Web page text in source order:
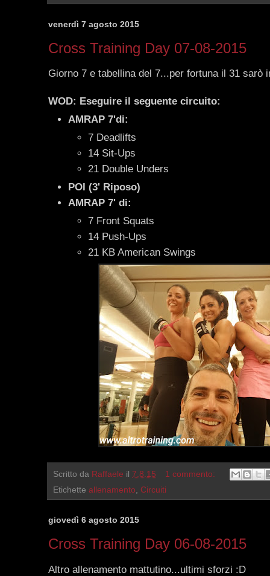
venerdì 7 agosto 2015
Cross Training Day 07-08-2015
Giorno 7 e tabellina del 7...per fortuna il 31 sarò
WOD: Eseguire il seguente circuito:
AMRAP 7'di:
7 Deadlifts
14 Sit-Ups
21 Double Unders
POI (3' Riposo)
AMRAP 7' di:
7 Front Squats
14 Push-Ups
21 KB American Swings
Scritto da Raffaele il 7.8.15
1 commento:
Etichette allenamento, Circuiti
giovedì 6 agosto 2015
Cross Training Day 06-08-2015
Altro allenamento mattutino...ultimi sforzi :D